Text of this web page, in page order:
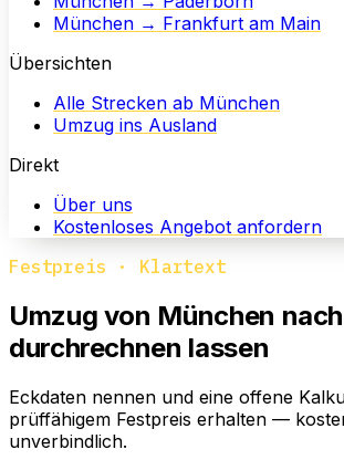
München → Frankfurt am Main
Übersichten
Alle Strecken ab München
Umzug ins Ausland
Direkt
Über uns
Kostenloses Angebot anfordern
Festpreis · Klartext
Umzug von München nach
durchrechnen lassen
Eckdaten nennen und eine offene
prüffähigem Festpreis erhalten —
unverbindlich.